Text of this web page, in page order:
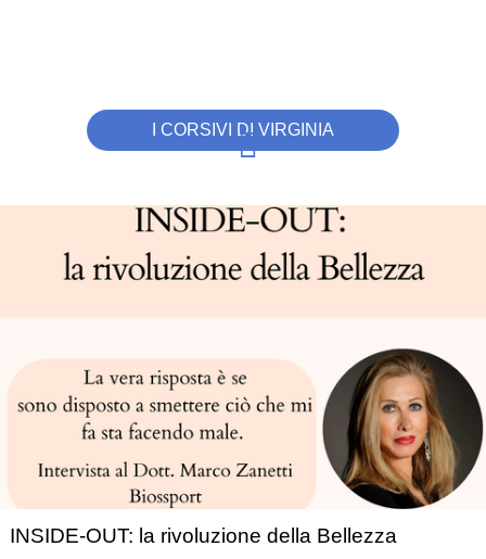
I CORSIVI DI VIRGINIA
INSIDE-OUT: la rivoluzione della Bellezza